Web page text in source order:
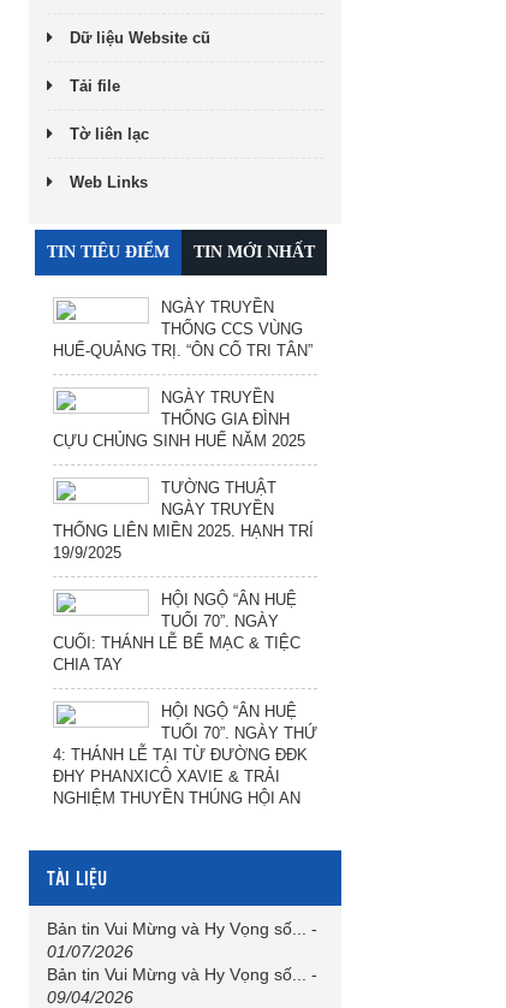
Dữ liệu Website cũ
Tải file
Tờ liên lạc
Web Links
TIN TIÊU ĐIỂM TIN MỚI NHẤT
NGÀY TRUYỀN
THỐNG CCS VÙNG
HUẾ-QUẢNG TRỊ. “ÔN CỐ TRI TÂN”
NGÀY TRUYỀN
THỐNG GIA ĐÌNH
CỰU CHỦNG SINH HUẾ NĂM 2025
TƯỜNG THUẬT
NGÀY TRUYỀN
THỐNG LIÊN MIỀN 2025. HẠNH TRÍ
19/9/2025
HỘI NGỘ “ÂN HUỆ
TUỔI 70”. NGÀY
CUỐI: THÁNH LỄ BẾ MẠC & TIỆC
CHIA TAY
HỘI NGỘ “ÂN HUỆ
TUỔI 70”. NGÀY THỨ
4: THÁNH LỄ TẠI TỪ ĐƯỜNG ĐĐK
ĐHY PHANXICÔ XAVIE & TRẢI
NGHIỆM THUYỀN THÚNG HỘI AN
TÀI LIỆU
Bản tin Vui Mừng và Hy Vọng số...
-
01/07/2026
Bản tin Vui Mừng và Hy Vọng số...
-
09/04/2026